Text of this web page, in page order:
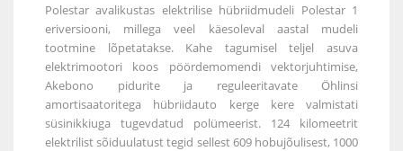
Polestar avalikustas elektrilise hübriidmudeli Polestar 1
eriversiooni, millega veel käesoleval aastal mudeli
tootmine lõpetatakse. Kahe tagumisel teljel asuva
elektrimootori koos pöördemomendi vektorjuhtimise,
Akebono pidurite ja reguleeritavate Öhlinsi
amortisaatoritega hübriidauto kerge kere valmistati
süsinikkiuga tugevdatud polümeerist. 124 kilomeetrit
elektrilist sõiduulatust tegid sellest 609 hobujõulisest, 1000